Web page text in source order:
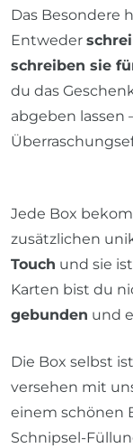
Das Besondere
Entweder
schreiben sie
du das
abgeben lassen
Jede Box
zusätzlichen
Touch und sie
Karten bist du
gebunden und
Die Box selbst
versehen mit
einem schönen
Schnipsel-